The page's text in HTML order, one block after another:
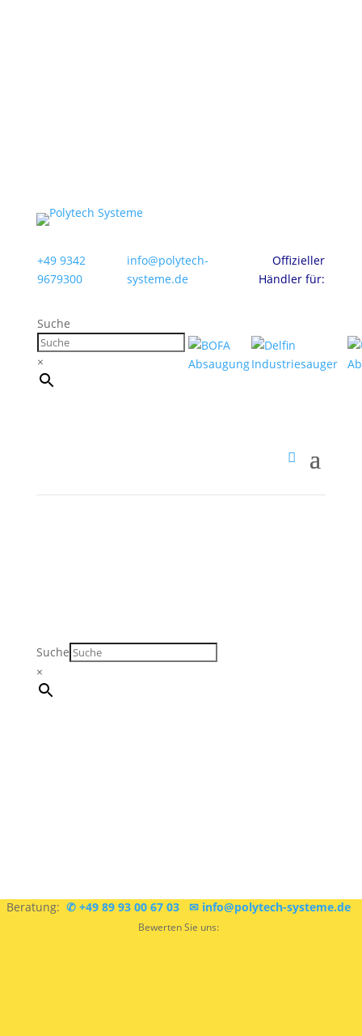
+49 9342
9679300
info@polytech-
systeme.de
Offizieller
Händler für:
Suche
×
Suche
×
Beratung: ✆ +49 89 93 00 67 03 ✉ info@polytech-systeme.de
Bewerten Sie uns: